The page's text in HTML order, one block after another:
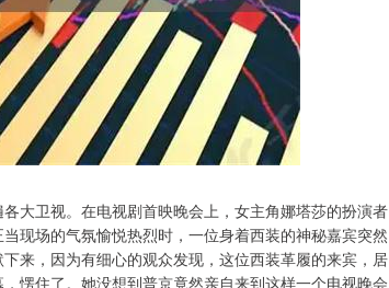
大卫视。在电视剧首映晚会上，女主角娜塔莎的扮演者
现场的气氛愉悦热烈时，一位身着西装的神秘嘉宾突然
来，因为有细心的观众发现，这位西装革履的来宾，居
愣住了。她没想到普京竟然亲自来到这样一个电视晚会
深证成指 14311.01 200.89